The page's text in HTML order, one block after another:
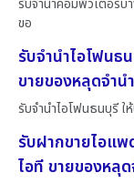
รับจำนำคอมพิวเตอร์บ
ขอ
รับจำนำไอโฟนธ
ขายของหลุดจำ
รับจำนำไอโฟนธนบุรี ใ
รับฝากขายไอแ
ไอที ขายของหลุ